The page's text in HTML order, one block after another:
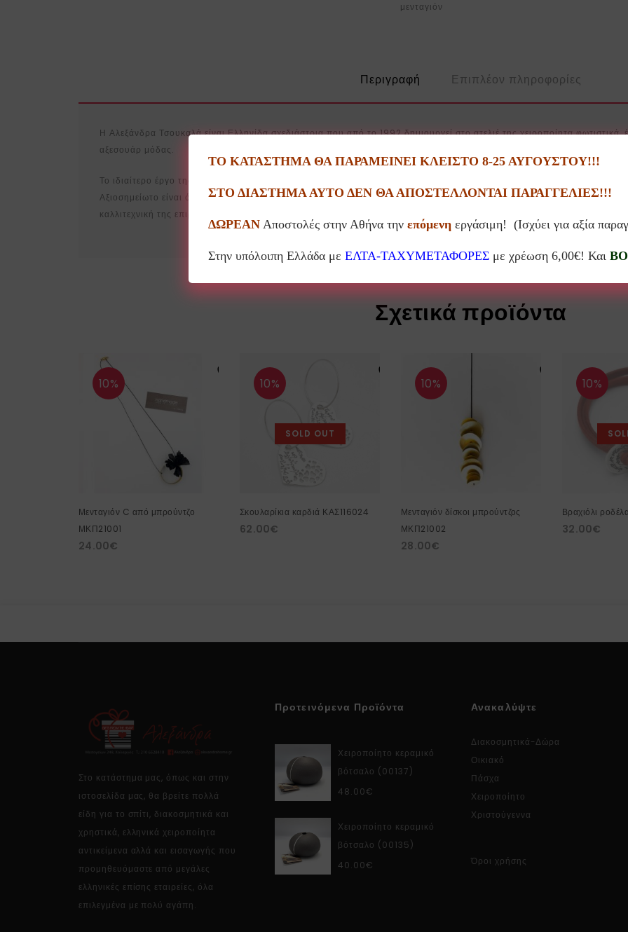
μενταγιόν
Περιγραφή Επιπλέον πληροφορίες
Η Αλεξάνδρα Τσουκαλά είναι Ελληνίδα σχεδιάστρια που από το 1992 δημιουργεί στο ατελιέ της χειροποίητα φωτιστικά,
αξεσουάρ μόδας.
Το ιδιαίτερο έργο της, γνωστό για τη γλυπτική χρήση του πλισέ υφάσματος και τις ποιητικές φόρμες του, διατίθεται σε
Αξιοσημείωτο είναι ότι τα αξεσουάρ μόδας της φιλοξενούνται σε 90 πωλητήρια μεγάλων μουσείων τέχνης διεθνώς,
καλλιτεχνική της επιρροή.
Σχετικά προϊόντα
10%
Μενταγιόν C από μπρούντζο
ΜΚΠ21001
24.00€
10%
SOLD OUT
Σκουλαρίκια καρδιά ΚΑΣ116024
62.00€
10%
Μενταγιόν δίσκοι μπρούντζος
ΜΚΠ21002
28.00€
10%
Βραχιόλι
32.00€
Στο κατάστημα μας, όπως και στην
ιστοσελίδα μας, θα βρείτε πολλά
είδη για το σπίτι, διακοσμητικά και
χρηστικά, ελληνικά χειροποίητα
αντικείμενα αλλά και εισαγωγής που
προμηθευόμαστε από μεγάλες
ελληνικές επίσης εταιρείες, όλα
επιλεγμένα με πολύ αγάπη.
Προτεινόμενα Προϊόντα
Χειροποίητο κεραμικό
βότσαλο (00137)
48.00€
Χειροποίητο κεραμικό
βότσαλο (00135)
40.00€
Ανακαλύψτε
Διακοσμητικά-Δώρα
Οικιακό
Πάσχα
Χειροποίητο
Χριστούγεννα
Όροι χρήσης
ΤΟ ΚΑΤΑΣΤΗΜΑ ΘΑ ΠΑΡΑΜΕΙΝΕΙ ΚΛΕΙΣΤΟ 8-25 ΑΥΓΟΥΣΤΟΥ!!!
ΣΤΟ ΔΙΑΣΤΗΜΑ ΑΥΤΟ ΔΕΝ ΘΑ ΑΠΟΣΤΕΛΛΟΝΤΑΙ ΠΑΡΑΓΓΕΛΙΕΣ!!!
ΔΩΡΕΑΝΑποστολές στην Αθήνα την επόμενηεργάσιμη! (Ισχύει για αξία
Στην υπόλοιπη Ελλάδα με ΕΛΤΑ-ΤΑΧΥΜΕΤΑΦΟΡΕΣμε χρέωση 6,00€! Και